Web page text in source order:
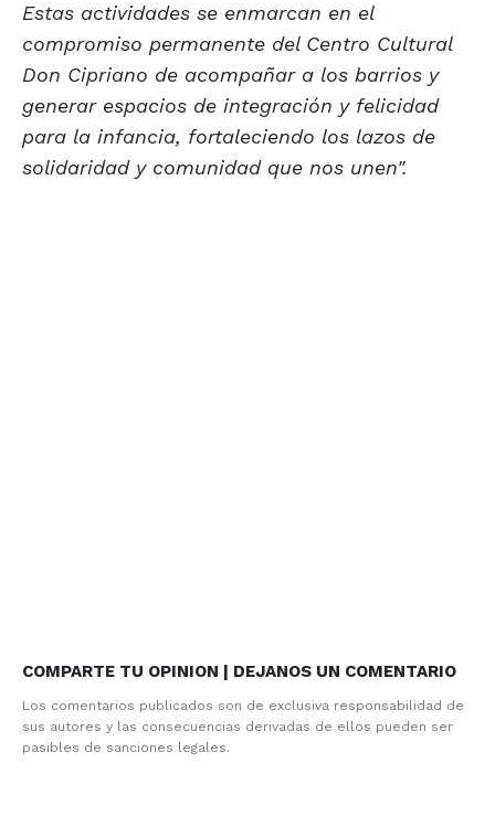
Estas actividades se enmarcan en el
compromiso permanente del Centro Cultural
Don Cipriano de acompañar a los barrios y
generar espacios de integración y felicidad
para la infancia, fortaleciendo los lazos de
solidaridad y comunidad que nos unen".
COMPARTE TU OPINION | DEJANOS UN COMENTARIO
Los comentarios publicados son de exclusiva responsabilidad de
sus autores y las consecuencias derivadas de ellos pueden ser
pasibles de sanciones legales.